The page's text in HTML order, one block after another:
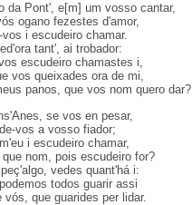
da Pont', e[m] um vosso cantar,
ogano fezestes d'amor,
i escudeiro chamar.
tant', ai trobador:
escudeiro chamastes i,
vos queixades ora de mi,
panos, que vos nom quero dar?
se vos en pesar,
vos a vosso fiador;
i escudeiro chamar,
que nom, pois escudeiro for?
vedes quant'há i:
todos guarir assi
vós, que guarides per lidar.